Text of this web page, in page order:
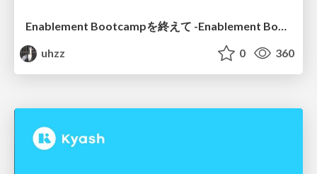
Enablement Bootcampを終えて -Enablement Bootcamp for Gopherizing 〜業務で使えるGoを学ぼう〜
uhzz
0 360